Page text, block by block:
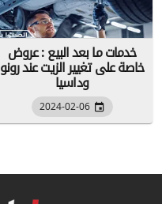
خدمات ما بعد البيع : عروض
خاصة على تغيير الزيت عند رونو
وداسيا
2024-02-06